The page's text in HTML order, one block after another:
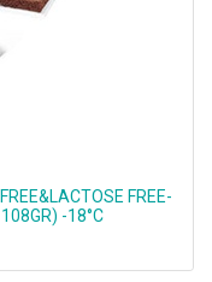
FREE-
-18°C